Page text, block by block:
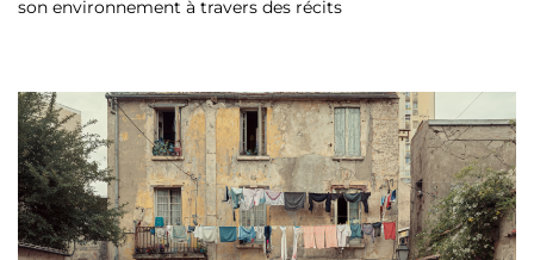
son environnement à travers des récits